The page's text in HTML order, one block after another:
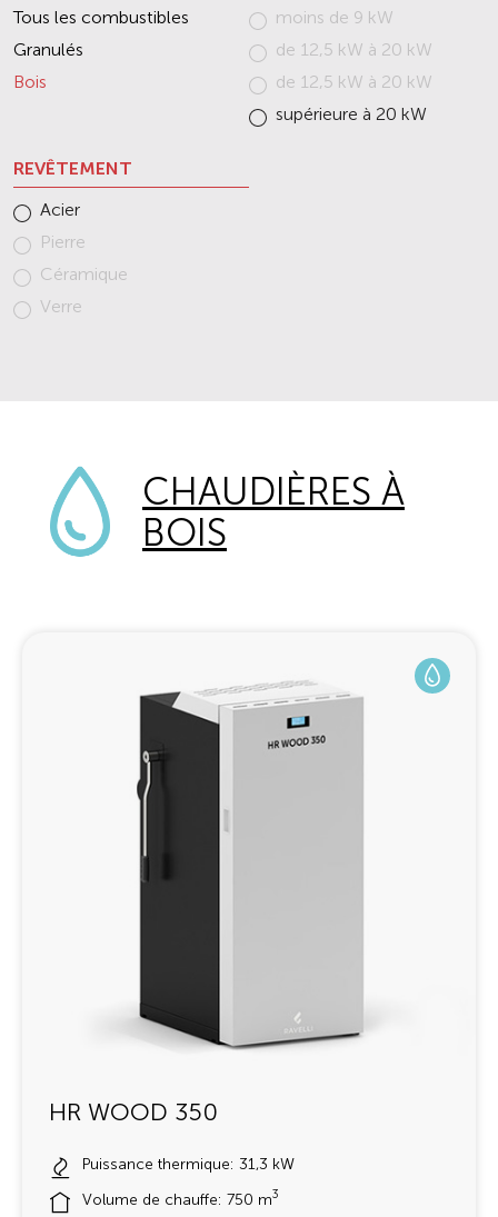
Tous les combustibles
Granulés
Bois
moins de 9 kW
de 12,5 kW à 20 kW
de 12,5 kW à 20 kW
supérieure à 20 kW
REVÊTEMENT
Acier
Pierre
Céramique
Verre
CHAUDIÈRES À
BOIS
HR WOOD 350
Puissance thermique: 31,3 kW
Volume de chauffe: 750 m3